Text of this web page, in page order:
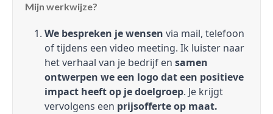
Mijn werkwijze?
We bespreken je wensen via mail, telefoon
of tijdens een video meeting. Ik luister naar
het verhaal van je bedrijf en samen
ontwerpen we een logo dat een positieve
impact heeft op je doelgroep. Je krijgt
vervolgens een prijsofferte op maat.